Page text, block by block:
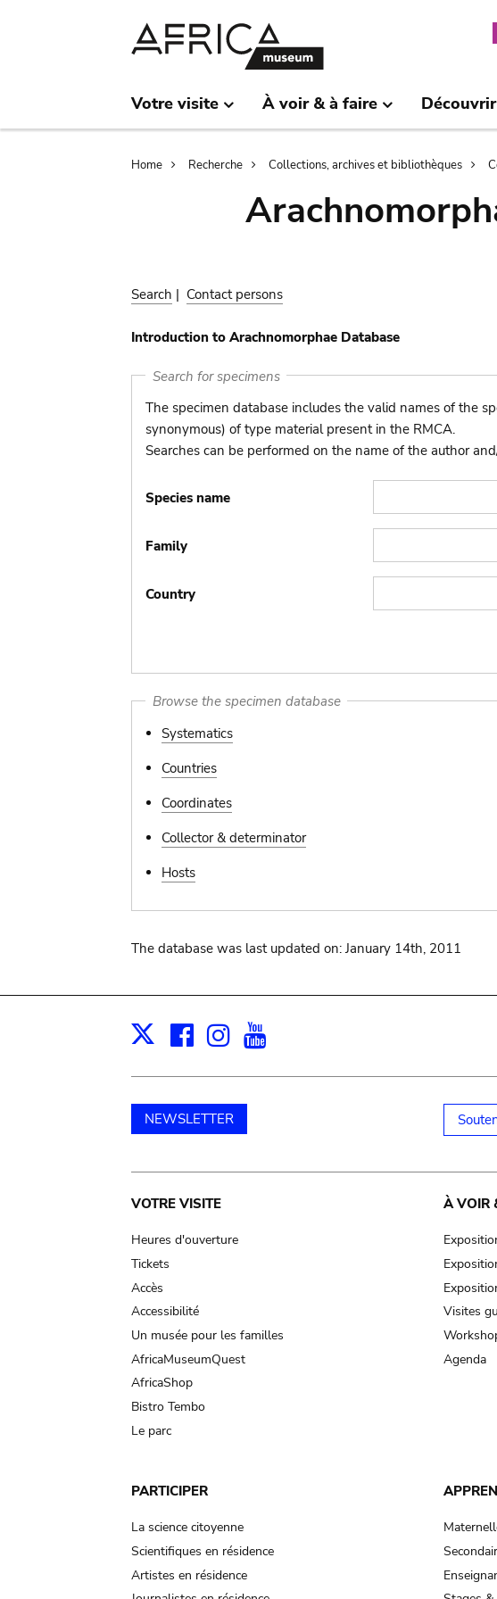
Votre visite À voir & à faire Découvrir
Breadcrumb
Home Recherche Collections, archives et bibliothèques
Search | Contact persons
Introduction to Arachnomorphae Database
Search for specimens
The specimen database includes the valid names of the
synonymous) of type material present in the RMCA.
Searches can be performed on the name of the author
Species name
Family
Country
Browse the specimen database
Systematics
Countries
Coordinates
Collector & determinator
Hosts
The database was last updated on: January 14th, 2011
X Facebook
Instagram
NEWSLETTER
Main
navigation
VOTRE VISITE
Heures d'ouverture
Tickets
Accès
Accessibilité
Un musée pour les familles
AfricaMuseumQuest
AfricaShop
Bistro Tembo
Le parc
À VOIR
Visites
Agenda
PARTICIPER
La science citoyenne
Scientifiques en résidence
Artistes en résidence